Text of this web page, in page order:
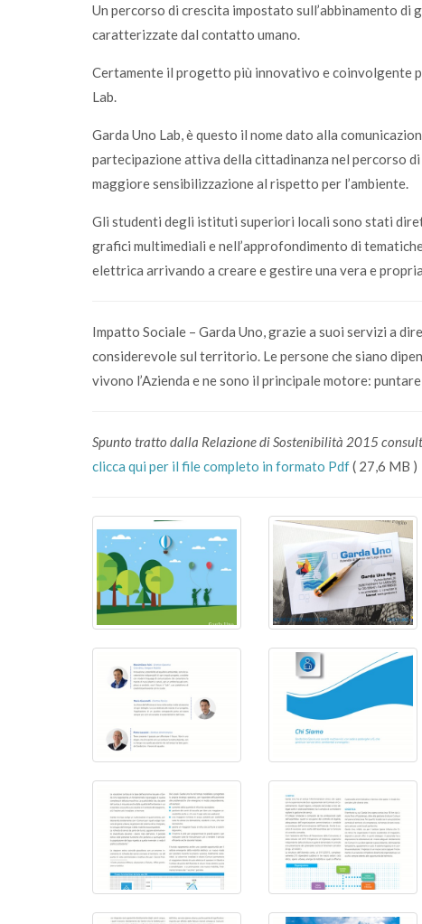
Un percorso di crescita impostato sull’abbinamento
caratterizzate dal contatto umano.
Certamente il progetto più innovativo e coinvolgente
Lab.
Garda Uno Lab, è questo il nome dato alla
partecipazione attiva della cittadinanza nel percorso
maggiore sensibilizzazione al rispetto per l’ambiente.
Gli studenti degli istituti superiori locali sono stati
grafici multimediali e nell’approfondimento di
elettrica arrivando a creare e gestire una vera e
Impatto Sociale – Garda Uno, grazie a suoi servizi a
considerevole sul territorio. Le persone che siano
vivono l’Azienda e ne sono il principale motore:
Spunto tratto dalla Relazione di Sostenibilità 2015
clicca qui per il file completo in formato Pdf( 27,6 MB )